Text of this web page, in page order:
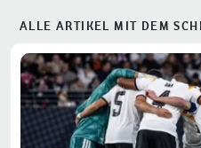
ALLE ARTIKEL MIT DEM